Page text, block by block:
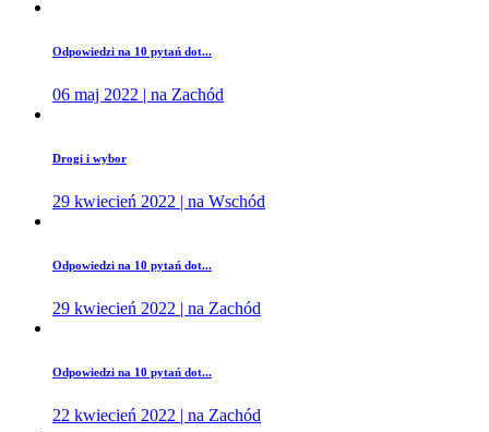
Odpowiedzi na 10 pytań dot...
06 maj 2022 | na Zachód
Drogi i wybor
29 kwiecień 2022 | na Wschód
Odpowiedzi na 10 pytań dot...
29 kwiecień 2022 | na Zachód
Odpowiedzi na 10 pytań dot...
22 kwiecień 2022 | na Zachód